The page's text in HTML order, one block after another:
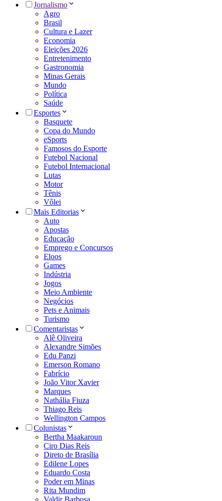
Jornalismo
Agro
Brasil
Cultura e Lazer
Economia
Eleições 2026
Entretenimento
Gastronomia
Minas Gerais
Mundo
Política
Saúde
Esportes
Basquete
Copa do Mundo
eSports
Famosos do Esporte
Futebol Nacional
Futebol Internacional
Lutas
Motor
Tênis
Vôlei
Mais Editorias
Auto
Apostas
Educação
Emprego e Concursos
Eloos
Games
Indústria
Jogos
Meio Ambiente
Negócios
Pets e Animais
Turismo
Comentaristas
Alê Oliveira
Alexandre Simões
Edu Panzi
Emerson Romano
Fabrício
João Vitor Xavier
Marques
Nathália Fiuza
Thiago Reis
Wellington Campos
Colunistas
Bertha Maakaroun
Ciro Dias Reis
Direto de Brasília
Edilene Lopes
Eduardo Costa
Poder em Minas
Rita Mundim
Valdir Barbosa